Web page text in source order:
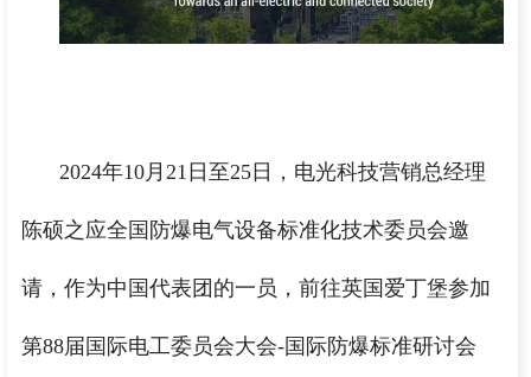
2024年10月21日 至25日，电光科技营销总经理
陈硕之应全国防爆电气设备标准化技术委员会邀
请，作为中国代表团的一员，前往英国爱丁堡参加
第88届国际电工委员会大会-国际防爆标准研讨会